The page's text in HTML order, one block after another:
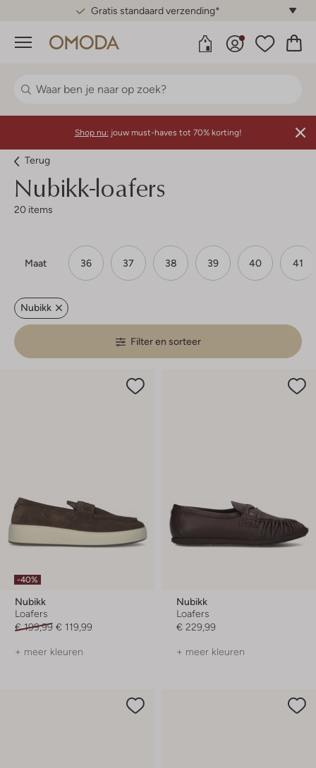
Gratis standaard verzending*
Menu
Shop nu: jouw must-haves tot 70% korting!
Terug
Nubikk-loafers
20 items
Maat 36 37 38 39 40 41
Nubikk
Filter en sorteer
-40%
Nubikk
Loafers
€ 199,99 € 119,99
+ meer kleuren
Nubikk
Loafers
€ 229,99
+ meer kleuren